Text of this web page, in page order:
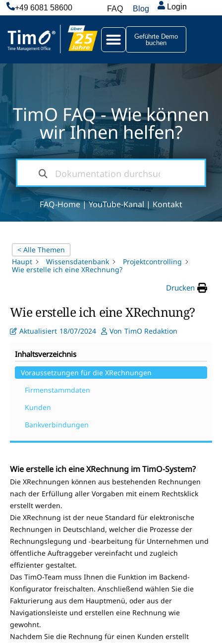
+49 6081 58600 FAQ Blog Login
Geführte Demo
buchen
TimO FAQ - Wie können
wir Ihnen helfen?
FAQ-Home|YouTube-Kanal | Kontakt
< Alle Themen
Haupt
Wissensdatenbank
Projektcontrolling
Wie erstelle ich eine XRechnung?
Drucken
Wie erstelle ich eine XRechnung?
Aktualisiert 18/07/2024 Von TimO Redaktion
Inhaltsverzeichnis
Voraussetzungen für die XRechnungen
Firmenstammdaten
Kunden
Bankverbindungen
Wie erstelle ich eine XRechnung im TimO-System?
Die XRechnungen können aus bestehenden Rechnungen
nach der Erfüllung aller Vorgaben mit einem Rechtsklick
erstellt werden.
Die XRechnung ist der neue Standard für elektronische
Rechnungen in Deutschland, welcher die Prozesse der
Rechnungslegung und -bearbeitung für Unternehmen und
öffentliche Auftraggeber vereinfacht und zugleich
effizienter gestaltet.
Das TimO-Team muss Ihnen die Funktion im Backend-
Konfigurator freischalten. Anschließend wählen Sie die
Fakturierung aus dem Hauptmenü, oder aus der
Navigationsleiste und erstellen eine Rechnung wie
gewohnt.
Nachdem Sie die Rechnung für einen Kunden erstellt